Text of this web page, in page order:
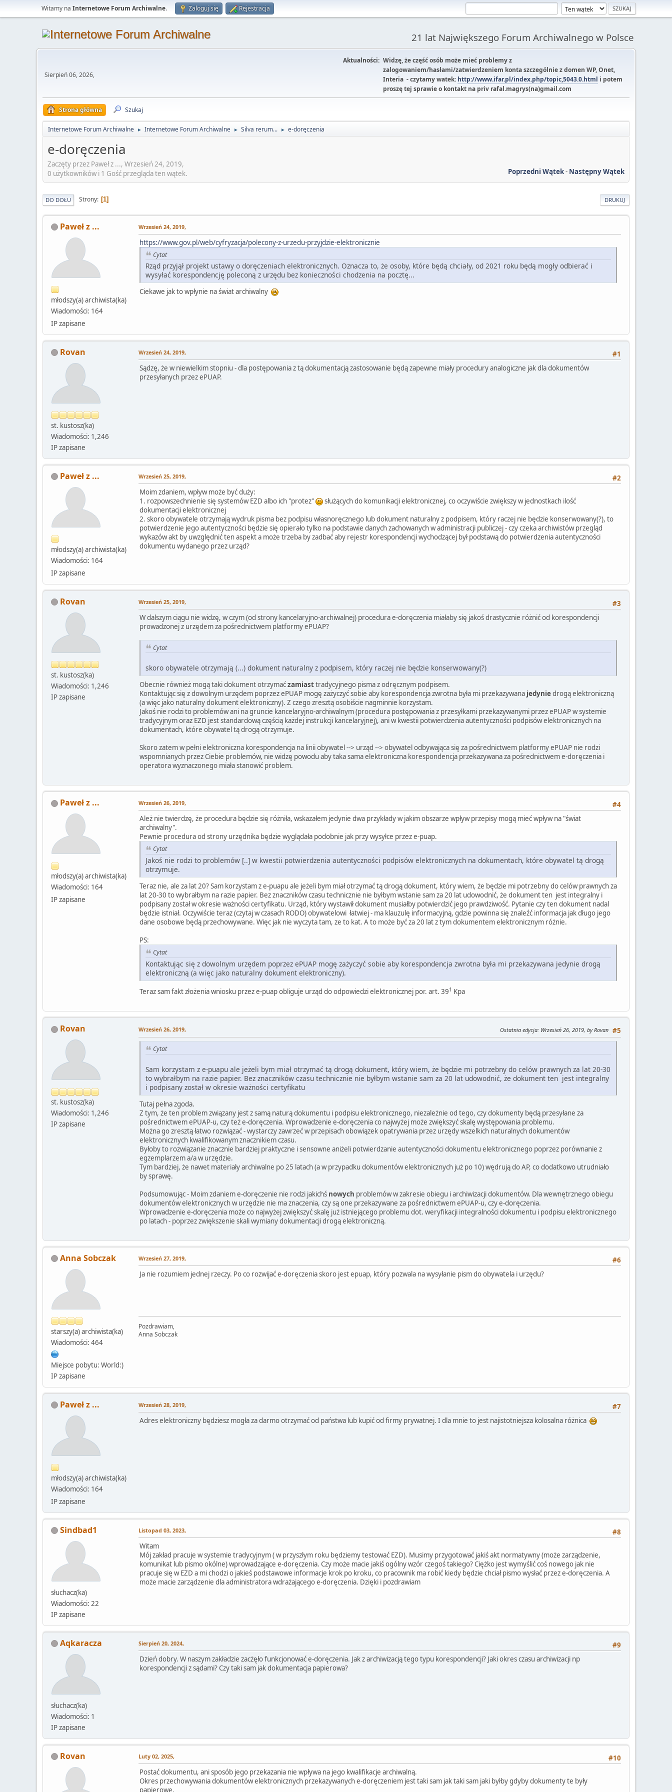
Witamy na Internetowe Forum Archiwalne. Zaloguj się Rejestracja
21 lat Największego Forum Archiwalnego w Polsce
Sierpień 06, 2026,
Aktualności: Widzę, że część osób może mieć problemy z
zalogowaniem/hasłami/zatwierdzeniem konta szczególnie z domen WP, Onet,
Interia - czytamy watek: http://www.ifar.pl/index.php/topic,5043.0.html i potem
proszę tej sprawie o kontakt na priv rafal.magrys(na)gmail.com
Strona główna Szukaj
Internetowe Forum Archiwalne ► Internetowe Forum Archiwalne ► Silva rerum... ► e-doręczenia
e-doręczenia
Zaczęty przez Paweł z ..., Wrzesień 24, 2019,
Poprzedni Wątek- Następny Wątek
0 użytkowników i 1 Gość przegląda ten wątek.
DRUKUJ
DO DOŁU Strony 1
Paweł z ...
młodszy(a) archiwista(ka)
Wiadomości: 164
IP zapisane
Wrzesień 24, 2019,
https://www.gov.pl/web/cyfryzacja/polecony-z-urzedu-przyjdzie-elektronicznie
Cytat
Rząd przyjął projekt ustawy o doręczeniach elektronicznych. Oznacza to, że osoby, które będą chciały, od 2021 roku będą mogły odbierać i
wysyłać korespondencję poleconą z urzędu bez konieczności chodzenia na pocztę...
Ciekawe jak to wpłynie na świat archiwalny
Rovan
st. kustosz(ka)
Wiadomości: 1,246
IP zapisane
#1
Wrzesień 24, 2019,
Sądzę, że w niewielkim stopniu - dla postępowania z tą dokumentacją zastosowanie będą zapewne miały procedury analogiczne jak dla dokumentów
przesyłanych przez ePUAP.
Paweł z ...
młodszy(a) archiwista(ka)
Wiadomości: 164
IP zapisane
#2
Wrzesień 25, 2019,
Moim zdaniem, wpływ może być duży:
1. rozpowszechnienie się systemów EZD albo ich "protez"
służących do komunikacji elektronicznej, co oczywiście zwiększy w jednostkach ilość
dokumentacji elektronicznej
2. skoro obywatele otrzymają wydruk pisma bez podpisu własnoręcznego lub dokument naturalny z podpisem, który raczej nie będzie konserwowany(?), to
potwierdzenie jego autentyczności będzie się opierało tylko na podstawie danych zachowanych w administracji publiczej - czy czeka archiwistów przegląd
wykazów akt by uwzględnić ten aspekt a może trzeba by zadbać aby rejestr korespondencji wychodzącej był podstawą do potwierdzenia autentyczności
dokumentu wydanego przez urząd?
Rovan
st. kustosz(ka)
Wiadomości: 1,246
IP zapisane
#3
Wrzesień 25, 2019,
W dalszym ciągu nie widzę, w czym (od strony kancelaryjno-archiwalnej) procedura e-doręczenia miałaby się jakoś drastycznie różnić od korespondencji
prowadzonej z urzędem za pośrednictwem platformy ePUAP?
Cytat
skoro obywatele otrzymają (...) dokument naturalny z podpisem, który raczej nie będzie konserwowany(?)
Obecnie również mogą taki dokument otrzymaćzamiasttradycyjnego pisma z odręcznym podpisem.
Kontaktując się z dowolnym urzędem poprzez ePUAP mogę zażyczyć sobie aby korespondencja zwrotna była mi przekazywana jedyniedrogą elektroniczną
(a więc jako naturalny dokument elektroniczny). Z czego zresztą osobiście nagminnie korzystam.
Jakoś nie rodzi to problemów ani na gruncie kancelaryjno-archiwalnym (procedura postępowania z przesyłkami przekazywanymi przez ePUAP w systemie
tradycyjnym oraz EZD jest standardową częścią każdej instrukcji kancelaryjnej), ani w kwestii potwierdzenia autentyczności podpisów elektronicznych na
dokumentach, które obywatel tą drogą otrzymuje.
Skoro zatem w pełni elektroniczna korespondencja na linii obywatel --> urząd --> obywatel odbywająca się za pośrednictwem platformy ePUAP nie rodzi
wspomnianych przez Ciebie problemów, nie widzę powodu aby taka sama elektroniczna korespondencja przekazywana za pośrednictwem e-doręczenia i
operatora wyznaczonego miała stanowić problem.
Paweł z ...
młodszy(a) archiwista(ka)
Wiadomości: 164
IP zapisane
#4
Wrzesień 26, 2019,
Ależ nie twierdzę, że procedura będzie się różniła, wskazałem jedynie dwa przykłady w jakim obszarze wpływ przepisy mogą mieć wpływ na "świat
archiwalny".
Pewnie procedura od strony urzędnika będzie wyglądała podobnie jak przy wysyłce przez e-puap.
Cytat
Jakoś nie rodzi to problemów [..] w kwestii potwierdzenia autentyczności podpisów elektronicznych na dokumentach, które obywatel tą drogą
otrzymuje.
Teraz nie, ale za lat 20? Sam korzystam z e-puapu ale jeżeli bym miał otrzymać tą drogą dokument, który wiem, że będzie mi potrzebny do celów prawnych za
lat 20-30 to wybrałbym na razie papier. Bez znaczników czasu technicznie nie byłbym wstanie sam za 20 lat udowodnić, że dokument ten jest integralny i
podpisany został w okresie ważności certyfikatu. Urząd, który wystawił dokument musiałby potwierdzić jego prawdziwość. Pytanie czy ten dokument nadal
będzie istniał. Oczywiście teraz (czytaj w czasach RODO) obywatelowi łatwiej - ma klauzulę informacyjną, gdzie powinna się znaleźć informacja jak długo jego
dane osobowe będą przechowywane. Więc jak nie wyczyta tam, ze to kat. A to może być za 20 lat z tym dokumentem elektronicznym różnie.
PS:
Cytat
Kontaktując się z dowolnym urzędem poprzez ePUAP mogę zażyczyć sobie aby korespondencja zwrotna była mi przekazywana jedynie drogą
elektroniczną (a więc jako naturalny dokument elektroniczny).
Teraz sam fakt złożenia wniosku przez e-puap obliguje urząd do odpowiedzi elektronicznej por. art. 391 Kpa
Rovan
st. kustosz(ka)
Wiadomości: 1,246
IP zapisane
#5
Wrzesień 26, 2019, Ostatnia edycja: Wrzesień 26, 2019, by Rovan
Cytat
Sam korzystam z e-puapu ale jeżeli bym miał otrzymać tą drogą dokument, który wiem, że będzie mi potrzebny do celów prawnych za lat 20-30
to wybrałbym na razie papier. Bez znaczników czasu technicznie nie byłbym wstanie sam za 20 lat udowodnić, że dokument ten jest integralny
i podpisany został w okresie ważności certyfikatu
Tutaj pełna zgoda.
Z tym, że ten problem związany jest z samą naturą dokumentu i podpisu elektronicznego, niezależnie od tego, czy dokumenty będą przesyłane za
pośrednictwem ePUAP-u, czy też e-doręczenia. Wprowadzenie e-doręczenia co najwyżej może zwiększyć skalę występowania problemu.
Można go zresztą łatwo rozwiązać - wystarczy zawrzeć w przepisach obowiązek opatrywania przez urzędy wszelkich naturalnych dokumentów
elektronicznych kwalifikowanym znacznikiem czasu.
Byłoby to rozwiązanie znacznie bardziej praktyczne i sensowne aniżeli potwierdzanie autentyczności dokumentu elektronicznego poprzez porównanie z
egzemplarzem a/a w urzędzie.
Tym bardziej, że nawet materiały archiwalne po 25 latach (a w przypadku dokumentów elektronicznych już po 10) wędrują do AP, co dodatkowo utrudniało
by sprawę.
Podsumowując - Moim zdaniem e-doręczenie nie rodzi jakichś nowych problemów w zakresie obiegu i archiwizacji dokumentów. Dla wewnętrznego obiegu
dokumentów elektronicznych w urzędzie nie ma znaczenia, czy są one przekazywane za pośrednictwem ePUAP-u, czy e-doręczenia.
Wprowadzenie e-doręczenia może co najwyżej zwiększyć skalę już istniejącego problemu dot. weryfikacji integralności dokumentu i podpisu elektronicznego
po latach - poprzez zwiększenie skali wymiany dokumentacji drogą elektroniczną.
Anna Sobczak
starszy(a) archiwista(ka)
Wiadomości: 464
Miejsce pobytu: World:)
IP zapisane
#6
Wrzesień 27, 2019,
Ja nie rozumiem jednej rzeczy. Po co rozwijać e-doręczenia skoro jest epuap, który pozwala na wysyłanie pism do obywatela i urzędu?
Pozdrawiam,
Anna Sobczak
Paweł z ...
młodszy(a) archiwista(ka)
Wiadomości: 164
IP zapisane
#7
Wrzesień 28, 2019,
Adres elektroniczny będziesz mogła za darmo otrzymać od państwa lub kupić od firmy prywatnej. I dla mnie to jest najistotniejsza kolosalna różnica
Sindbad1
słuchacz(ka)
Wiadomości: 22
IP zapisane
#8
Listopad 03, 2023,
Witam
Mój zakład pracuje w systemie tradycyjnym ( w przyszłym roku będziemy testować EZD). Musimy przygotować jakiś akt normatywny (może zarządzenie,
komunikat lub pismo okólne) wprowadzające e-doręczenia. Czy może macie jakiś ogólny wzór czegoś takiego? Ciężko jest wymyślić coś nowego jak nie
pracuje się w EZD a mi chodzi o jakieś podstawowe informacje krok po kroku, co pracownik ma robić kiedy będzie chciał pismo wysłać przez e-doręczenia. A
może macie zarządzenie dla administratora wdrażającego e-doręczenia. Dzięki i pozdrawiam
Aqkaracza
słuchacz(ka)
Wiadomości: 1
IP zapisane
#9
Sierpień 20, 2024,
Dzień dobry. W naszym zakładzie zacżęło funkcjonować e-doręczenia. Jak z archiwizacją tego typu korespondencji? Jaki okres czasu archiwizacji np
korespondencji z sądami? Czy taki sam jak dokumentacja papierowa?
Rovan #10
Luty 02, 2025,
Postać dokumentu, ani sposób jego przekazania nie wpływa na jego kwalifikacje archiwalną.
Okres przechowywania dokumentów elektronicznych przekazywanych e-doręczeniem jest taki sam jak taki sam jaki byłby gdyby dokumenty te były
papierowe.